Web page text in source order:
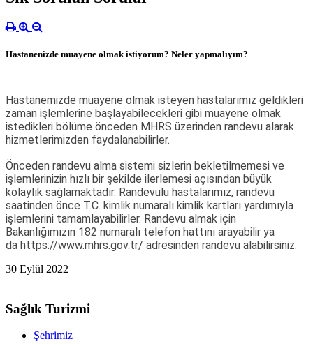
Hastanenizde muayene olmak istiyorum? Neler yapmalıyım?
Hastanemizde muayene olmak isteyen hastalarımız geldikleri
zaman işlemlerine başlayabilecekleri gibi muayene olmak
istedikleri bölüme önceden MHRS üzerinden randevu alarak
hizmetlerimizden faydalanabilirler.
Önceden randevu alma sistemi sizlerin bekletilmemesi ve
işlemlerinizin hızlı bir şekilde ilerlemesi açısından büyük
kolaylık sağlamaktadır. Randevulu hastalarımız, randevu
saatinden önce T.C. kimlik numaralı kimlik kartları yardımıyla
işlemlerini tamamlayabilirler. Randevu almak için
Bakanlığımızın 182 numaralı telefon hattını arayabilir ya
da https://www.mhrs.gov.tr/ adresinden randevu alabilirsiniz.
30 Eylül 2022
Sağlık Turizmi
Şehrimiz